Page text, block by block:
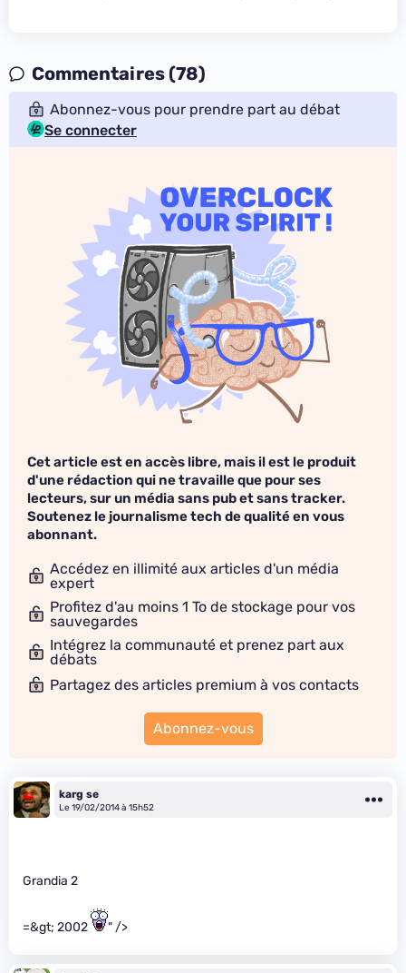
Commentaires (78)
Abonnez-vous pour prendre part au débat
Se connecter
Cet article est en accès libre, mais il est le produit
d'une rédaction qui ne travaille que pour ses
lecteurs, sur un média sans pub et sans tracker.
Soutenez le journalisme tech de qualité en vous
abonnant.
Accédez en illimité aux articles d'un média
expert
Profitez d'au moins 1 To de stockage pour vos
sauvegardes
Intégrez la communauté et prenez part aux
débats
Partagez des articles premium à vos contacts
Abonnez-vous
karg se
Le 19/02/2014 à 15h52
Grandia 2
=&gt; 2002 " />